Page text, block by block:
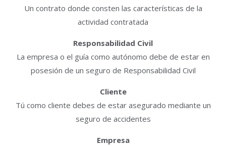
Un contrato donde consten las características de la
actividad contratada
Responsabilidad Civil
La empresa o el guía como autónomo debe de estar en
posesión de un seguro de Responsabilidad Civil
Cliente
Tú como cliente debes de estar asegurado mediante un
seguro de accidentes
Empresa